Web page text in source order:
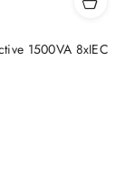
1500VA 8xIEC